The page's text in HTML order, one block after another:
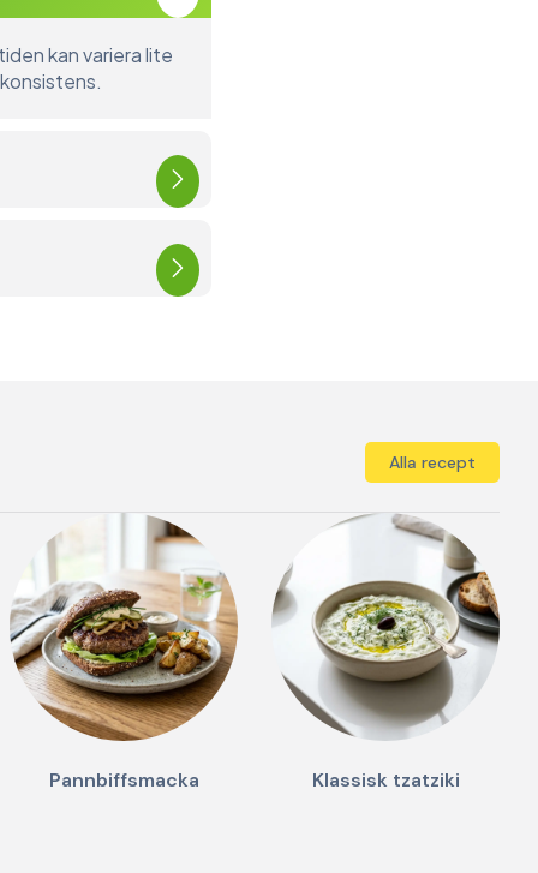
kan variera lite
Alla recept
Pannbiffsmacka Klassisk tzatziki